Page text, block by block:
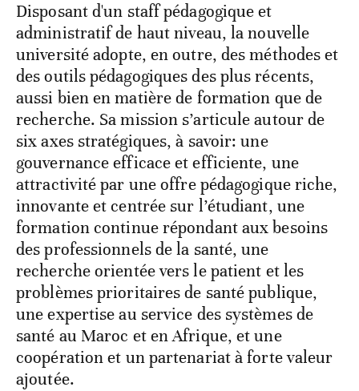
Disposant d'un staff pédagogique et
administratif de haut niveau, la nouvelle
université adopte, en outre, des méthodes et
des outils pédagogiques des plus récents,
aussi bien en matière de formation que de
recherche. Sa mission s’articule autour de
six axes stratégiques, à savoir: une
gouvernance efficace et efficiente, une
attractivité par une offre pédagogique riche,
innovante et centrée sur l’étudiant, une
formation continue répondant aux besoins
des professionnels de la santé, une
recherche orientée vers le patient et les
problèmes prioritaires de santé publique,
une expertise au service des systèmes de
santé au Maroc et en Afrique, et une
coopération et un partenariat à forte valeur
ajoutée.